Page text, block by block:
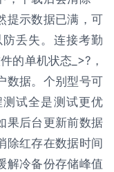
提示数据已满，可
丢失。连接考勤
的单机状态_>?，
数据。个别型号可
试全是测试更优
果后台更新前数据
除红存在数据时间
解冷备份存储峰值